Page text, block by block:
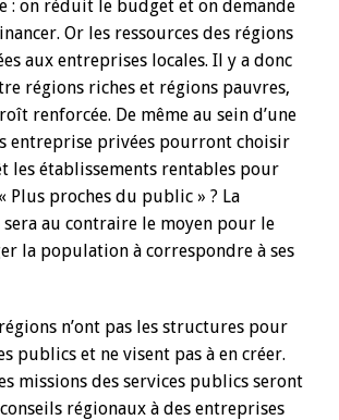
: on réduit le budget et on demande
Or les ressources des régions
aux entreprises locales. Il y a donc
régions riches et régions pauvres,
renforcée. De même au sein d’une
entreprise privées pourront choisir
les établissements rentables pour
Plus proches du public » ? La
au contraire le moyen pour le
la population à correspondre à ses
n’ont pas les structures pour
publics et ne visent pas à en créer.
missions des services publics seront
régionaux à des entreprises